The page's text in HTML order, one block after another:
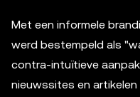
Met een informele
werd bestempeld als
contra-intuïtieve
nieuwssites en